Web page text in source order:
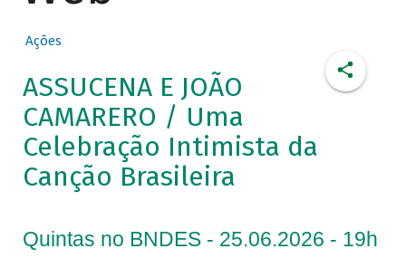
Ações
ASSUCENA E JOÃO
CAMARERO / Uma
Celebração Intimista da
Canção Brasileira
Quintas no BNDES - 25.06.2026 - 19h